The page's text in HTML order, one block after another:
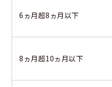
6ヵ月超8ヵ月以下
8ヵ月超10ヵ月以下